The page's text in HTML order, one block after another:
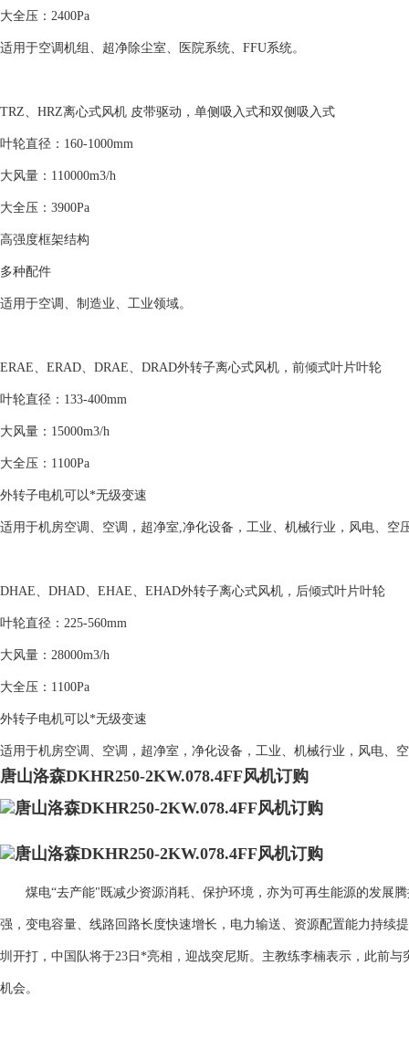
大全压：2400Pa
适用于空调机组、超净除尘室、医院系统、FFU系统。
TRZ、HRZ离心式风机 皮带驱动，单侧吸入式和双侧吸入式
叶轮直径：160-1000mm
大风量：110000m3/h
大全压：3900Pa
高强度框架结构
多种配件
适用于空调、制造业、工业领域。
ERAE、ERAD、DRAE、DRAD外转子离心式风机，前倾式叶片叶轮
叶轮直径：133-400mm
大风量：15000m3/h
大全压：1100Pa
外转子电机可以*无级变速
适用于机房空调、空调，超净室,净化设备，工业、机械行业，风电、空
DHAE、DHAD、EHAE、EHAD外转子离心式风机，后倾式叶片叶轮
叶轮直径：225-560mm
大风量：28000m3/h
大全压：1100Pa
外转子电机可以*无级变速
适用于机房空调、空调，超净室，净化设备，工业、机械行业，风电、
唐山洛森DKHR250-2KW.078.4FF风机订购
煤电“去产能"既减少资源消耗、保护环境，亦为可再生能源的发展
强，变电容量、线路回路长度快速增长，电力输送、资源配置能力持
圳开打，中国队将于23日*亮相，迎战突尼斯。主教练李楠表示，此前
机会。